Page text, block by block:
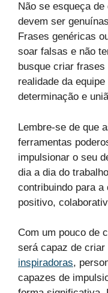
Não se esqueça
devem ser
Frases genéricas
soar falsas e não
busque criar
realidade da
determinação e
Lembre-se de que
ferramentas
impulsionar o seu
dia a dia do
contribuindo para a
positivo,
Com um pouco de
será capaz de criar
inspiradoras,
capazes de